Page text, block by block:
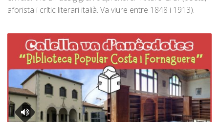
aforista i crític literari italià. Va viure entre 1848 i 1913).